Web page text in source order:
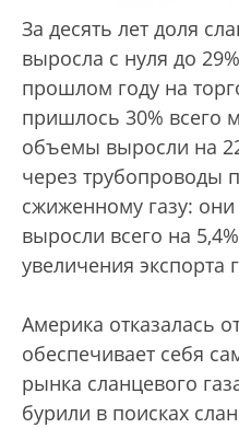
За десять лет доля
выросла с нуля до
прошлом году на
пришлось 30% всего
объемы выросли на
через трубопроводы
сжиженному газу:
выросли всего на
увеличения экспорта
Америка отказалась
обеспечивает себя
рынка сланцевого
бурили в поисках